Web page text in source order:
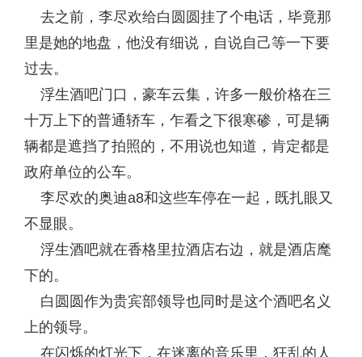
去之前，李尽欢给白圆圆挂了个电话，毕竟那
里是她的地盘，他没有细说，自说自己等一下要
过去。
浮生酒吧门口，豪车云集，许多一般价格在三
十万上下的普通轿车，乍看之下很寒碜，可是辆
辆都是遮挡了拍照的，不用说也知道，肯定都是
政府单位的公车。
李尽欢的奥迪a8和这些车停在一起，既扎眼又
不显眼。
浮生酒吧就在香格里拉酒店右边，就是酒店麾
下的。
白圆圆作为贵宾部领导也同时是这个酒吧名义
上的领导。
在闪烁的灯光下，在迷离的音乐里，狂乱的人